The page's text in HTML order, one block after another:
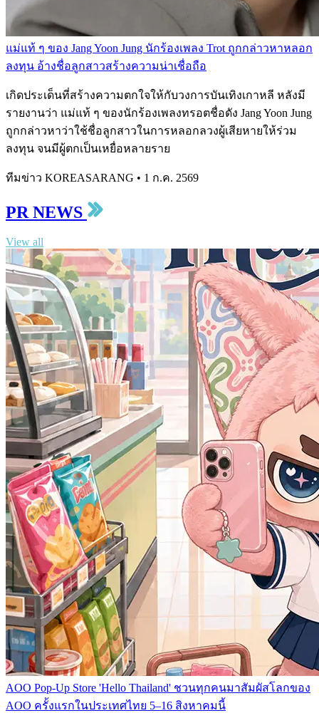
แม่แท้ ๆ ของ Jang Yoon Jung นักร้องเพลง Trot ถูกกล่าวหาหลอก
ลงทุน อ้างชื่อลูกสาวสร้างความน่าเชื่อถือ
เกิดประเด็นที่สร้างความตกใจให้กับวงการบันเทิงเกาหลี หลังมี
รายงานว่า แม่แท้ ๆ ของนักร้องเพลงทรอตชื่อดัง Jang Yoon Jung
ถูกกล่าวหาว่าใช้ชื่อลูกสาวในการหลอกลวงผู้เสียหายให้ร่วม
ลงทุน จนมีผู้ตกเป็นเหยื่อหลายราย
ทีมข่าว KOREASARANG • 1 ก.ค. 2569
PR NEWS
View all
AOO Pop-Up Store 'Hello Thailand' ชวนทุกคนมาสัมผัสโลกของ
AOO ครั้งแรกในประเทศไทย 5–16 สิงหาคมนี้